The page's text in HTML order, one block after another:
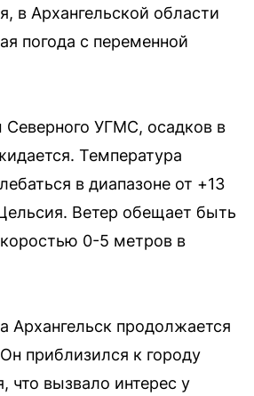
в Архангельской области
погода с переменной
Северного УГМС, осадков в
Температура
в диапазоне от +13
Ветер обещает быть
0-5 метров в
Архангельск продолжается
приблизился к городу
что вызвало интерес у